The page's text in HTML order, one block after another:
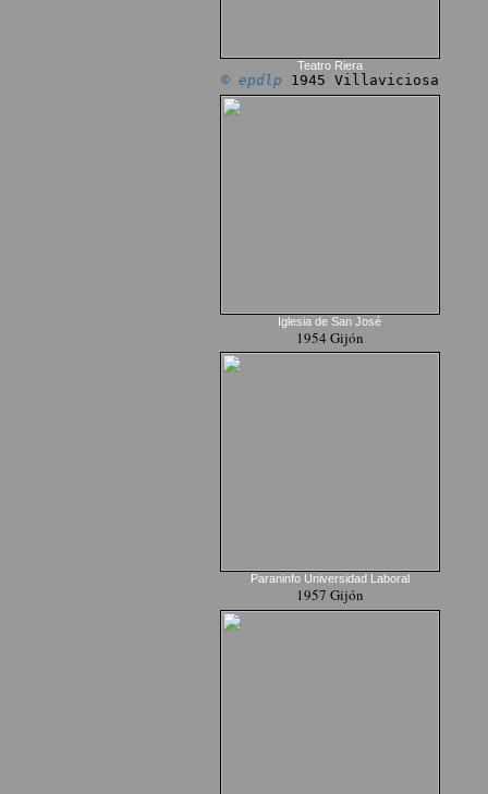
Teatro Riera
© epdlp 1945 Villaviciosa
Iglesia de San José
1954 Gijón
Paraninfo Universidad Laboral
1957 Gijón